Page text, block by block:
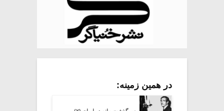
در همین زمینه: